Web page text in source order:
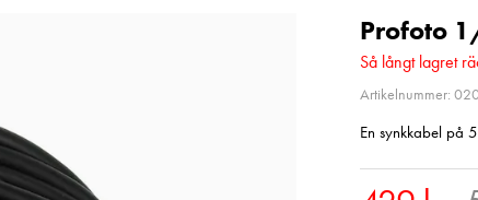
Profoto
Så långt lagret
Artikelnummer:
En synkkabel på